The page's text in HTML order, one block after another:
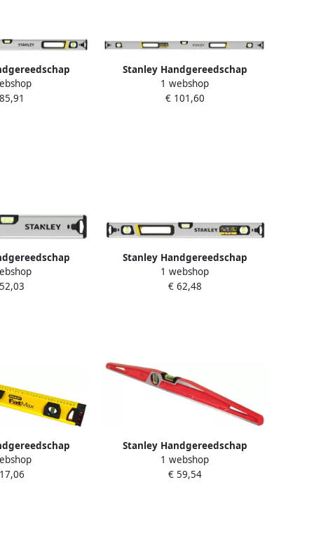
Boxbeam
90cm
Stanley Handgereedschap
FATMAX Waterpas Boxbeam
Xtreme 120cm FMHT43676-1
1 webshop
€ 101,60
Boxbeam
FMHT43670-1
Stanley Handgereedschap
FATMAX Waterpas Boxbeam
Xtreme 60cm FMHT43672-1
1 webshop
€ 62,48
| 60 cm
553
Stanley Handgereedschap
FatMax MLH Waterpas | 800mm
1-42-315
1 webshop
€ 59,54